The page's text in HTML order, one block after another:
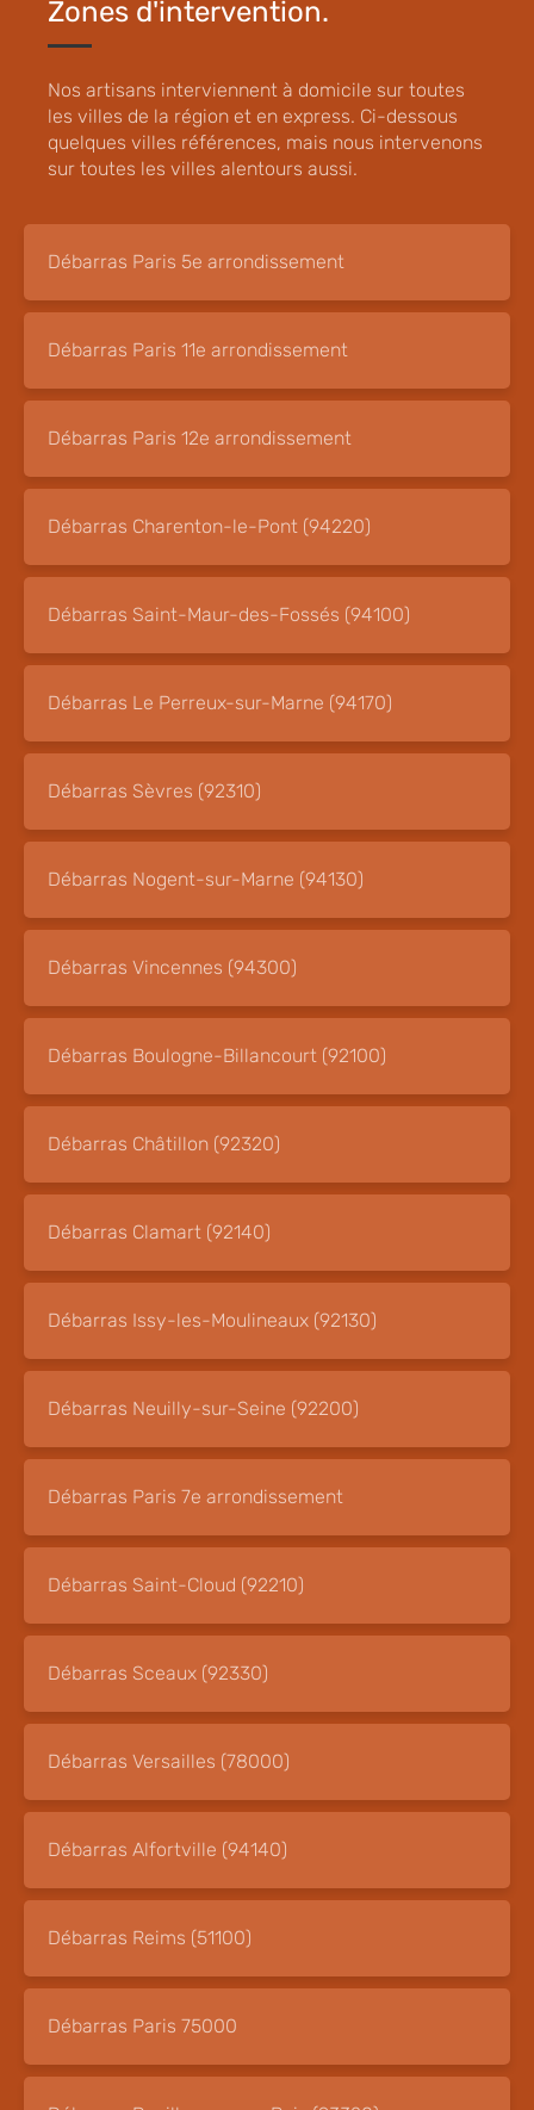
Zones d'intervention.
Nos artisans interviennent à domicile sur toutes
les villes de la région et en express. Ci-dessous
quelques villes références, mais nous intervenons
sur toutes les villes alentours aussi.
Débarras Paris 5e arrondissement
Débarras Paris 11e arrondissement
Débarras Paris 12e arrondissement
Débarras Charenton-le-Pont (94220)
Débarras Saint-Maur-des-Fossés (94100)
Débarras Le Perreux-sur-Marne (94170)
Débarras Sèvres (92310)
Débarras Nogent-sur-Marne (94130)
Débarras Vincennes (94300)
Débarras Boulogne-Billancourt (92100)
Débarras Châtillon (92320)
Débarras Clamart (92140)
Débarras Issy-les-Moulineaux (92130)
Débarras Neuilly-sur-Seine (92200)
Débarras Paris 7e arrondissement
Débarras Saint-Cloud (92210)
Débarras Sceaux (92330)
Débarras Versailles (78000)
Débarras Alfortville (94140)
Débarras Reims (51100)
Débarras Paris 75000